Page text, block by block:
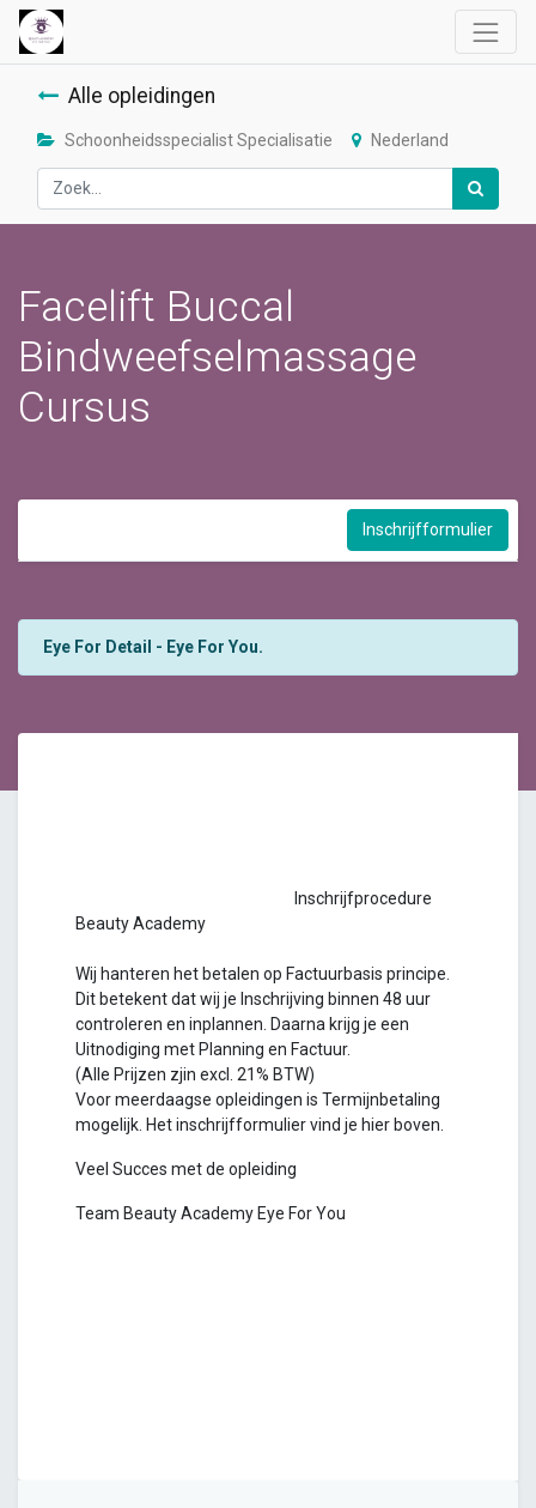
Alle opleidingen
Schoonheidsspecialist Specialisatie Nederland
Facelift Buccal
Bindweefselmassage
Cursus
Inschrijfformulier
Eye For Detail - Eye For You.
Inschrijfprocedure
Beauty Academy
Wij hanteren het betalen op Factuurbasis principe.
Dit betekent dat wij je Inschrijving binnen 48 uur
controleren en inplannen. Daarna krijg je een
Uitnodiging met Planning en Factuur.
(Alle Prijzen zjin excl. 21% BTW)
Voor meerdaagse opleidingen is Termijnbetaling
mogelijk. Het inschrijfformulier vind je hier boven.
Veel Succes met de opleiding
Team Beauty Academy Eye For You